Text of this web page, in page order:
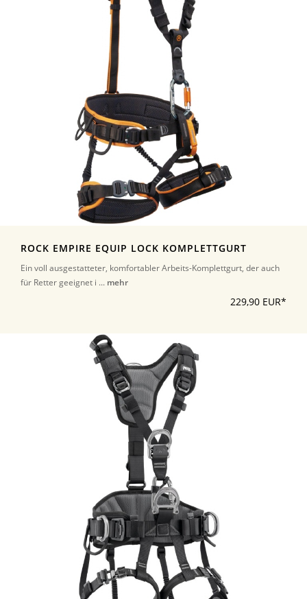
ROCK EMPIRE EQUIP LOCK KOMPLETTGURT
Ein voll ausgestatteter, komfortabler Arbeits-Komplettgurt, der auch
für Retter geeignet i ... mehr
229,90 EUR*